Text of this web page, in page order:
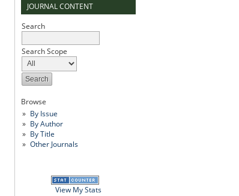
JOURNAL CONTENT
Search
Search Scope
Browse
By Issue
By Author
By Title
Other Journals
View My Stats